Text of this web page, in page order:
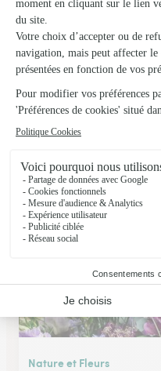
Tulip
Perigueux
Place André Maurois
Voir la boutique
Nature et Fleurs